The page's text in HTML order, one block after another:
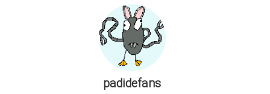
padidefans